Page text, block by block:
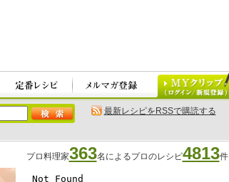
最新レシピをRSSで購読する
プロ料理家363名によるプロのレシピ4813件